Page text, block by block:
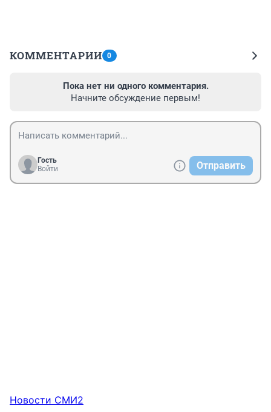
КОММЕНТАРИИ 0
Пока нет ни одного комментария.
Начните обсуждение первым!
Гость
Войти
Отправить
Новости СМИ2